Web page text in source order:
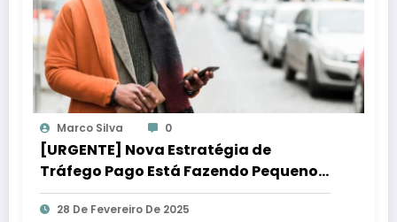
Marco Silva 0
[URGENTE] Nova Estratégia de
Tráfego Pago Está Fazendo Pequenos
Negócios Lucrar Mais!
28 De Fevereiro De 2025